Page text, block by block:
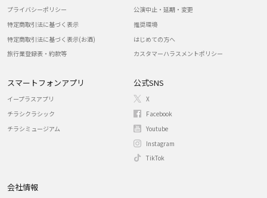
プライバシーポリシー
特定商取引法に基づく表示
特定商取引法に基づく表示(お酒)
旅行業登録表・約款等
公演中止・延期・変更
推奨環境
はじめての方へ
カスタマーハラスメントポリシー
スマートフォンアプリ
イープラスアプリ
チラシクラシック
チラシミュージアム
公式SNS
X
Facebook
Youtube
Instagram
TikTok
会社情報